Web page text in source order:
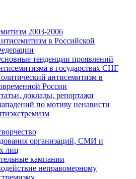
2003-2006
в Российской
тенденции проявлений
в государствах СНГ
антисемитизм в
России
доклады, репортажи
по мотиву ненависти
организаций, СМИ и
лиц
кампании
неправомерному